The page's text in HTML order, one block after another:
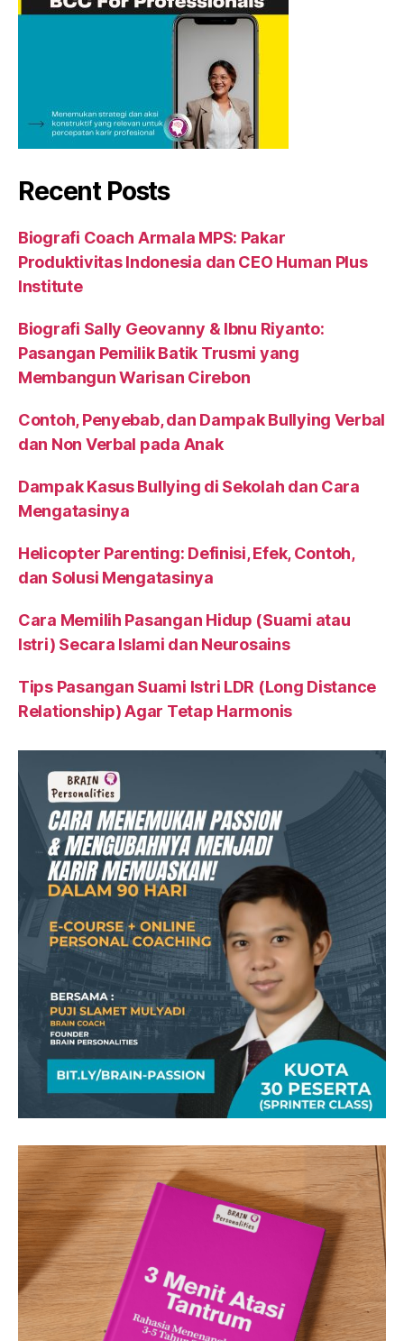
Recent Posts
Biografi Coach Armala MPS: Pakar
Produktivitas Indonesia dan CEO Human Plus
Institute
Biografi Sally Geovanny & Ibnu Riyanto:
Pasangan Pemilik Batik Trusmi yang
Membangun Warisan Cirebon
Contoh, Penyebab, dan Dampak Bullying Verbal
dan Non Verbal pada Anak
Dampak Kasus Bullying di Sekolah dan Cara
Mengatasinya
Helicopter Parenting: Definisi, Efek, Contoh,
dan Solusi Mengatasinya
Cara Memilih Pasangan Hidup (Suami atau
Istri) Secara Islami dan Neurosains
Tips Pasangan Suami Istri LDR (Long Distance
Relationship) Agar Tetap Harmonis